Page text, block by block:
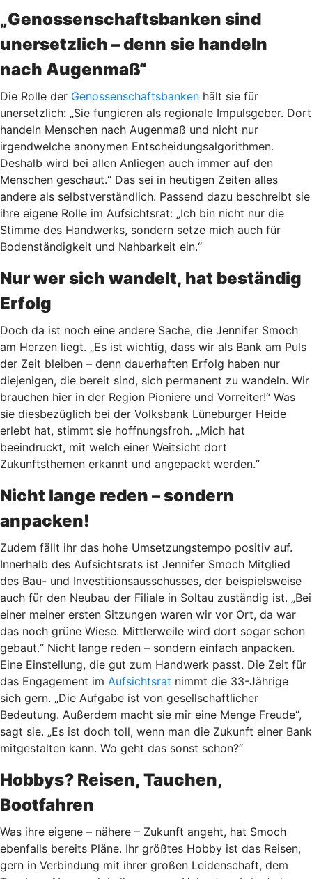
„Genossenschaftsbanken sind
unersetzlich – denn sie handeln
nach Augenmaß“
Die Rolle der Genossenschaftsbanken hält sie für
unersetzlich: „Sie fungieren als regionale Impulsgeber. Dort
handeln Menschen nach Augenmaß und nicht nur
irgendwelche anonymen Entscheidungsalgorithmen.
Deshalb wird bei allen Anliegen auch immer auf den
Menschen geschaut.“ Das sei in heutigen Zeiten alles
andere als selbstverständlich. Passend dazu beschreibt sie
ihre eigene Rolle im Aufsichtsrat: „Ich bin nicht nur die
Stimme des Handwerks, sondern setze mich auch für
Bodenständigkeit und Nahbarkeit ein.“
Nur wer sich wandelt, hat beständig
Erfolg
Doch da ist noch eine andere Sache, die Jennifer Smoch
am Herzen liegt. „Es ist wichtig, dass wir als Bank am Puls
der Zeit bleiben – denn dauerhaften Erfolg haben nur
diejenigen, die bereit sind, sich permanent zu wandeln. Wir
brauchen hier in der Region Pioniere und Vorreiter!“ Was
sie diesbezüglich bei der Volksbank Lüneburger Heide
erlebt hat, stimmt sie hoffnungsfroh. „Mich hat
beeindruckt, mit welch einer Weitsicht dort
Zukunftsthemen erkannt und angepackt werden.“
Nicht lange reden – sondern
anpacken!
Zudem fällt ihr das hohe Umsetzungstempo positiv auf.
Innerhalb des Aufsichtsrats ist Jennifer Smoch Mitglied
des Bau- und Investitionsausschusses, der beispielsweise
auch für den Neubau der Filiale in Soltau zuständig ist. „Bei
einer meiner ersten Sitzungen waren wir vor Ort, da war
das noch grüne Wiese. Mittlerweile wird dort sogar schon
gebaut.“ Nicht lange reden – sondern einfach anpacken.
Eine Einstellung, die gut zum Handwerk passt. Die Zeit für
das Engagement im Aufsichtsrat nimmt die 33-Jährige
sich gern. „Die Aufgabe ist von gesellschaftlicher
Bedeutung. Außerdem macht sie mir eine Menge Freude“,
sagt sie. „Es ist doch toll, wenn man die Zukunft einer Bank
mitgestalten kann. Wo geht das sonst schon?“
Hobbys? Reisen, Tauchen,
Bootfahren
Was ihre eigene – nähere – Zukunft angeht, hat Smoch
ebenfalls bereits Pläne. Ihr größtes Hobby ist das Reisen,
gern in Verbindung mit ihrer großen Leidenschaft, dem